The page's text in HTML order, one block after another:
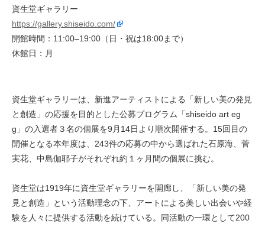
資生堂ギャラリー
https://gallery.shiseido.com/
開館時間：11:00–19:00（日・祝は18:00まで）
休館日：月
資生堂ギャラリーは、新進アーティストによる「新しい美の発見
と創造」の応援を目的とした公募プログラム「shiseido art eg
g」の入選者３名の個展を9月14日より順次開催する。15回目の
開催となる本年度は、243件の応募の中から選ばれた石原海、菅
実花、中島伽耶子がそれぞれ約１ヶ月間の個展に挑む。
資生堂は1919年に資生堂ギャラリーを開廊し、「新しい美の発
見と創造」という活動理念の下、アートによる美しい出会いや経
験を人々に提供する活動を続けている。同活動の一環として200